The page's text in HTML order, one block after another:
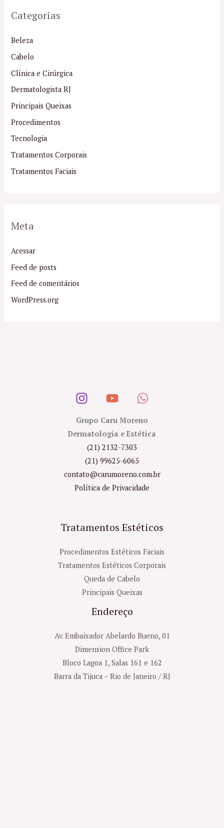
Categorias
Beleza
Cabelo
Clínica e Cirúrgica
Dermatologista RJ
Principais Queixas
Procedimentos
Tecnologia
Tratamentos Corporais
Tratamentos Faciais
Meta
Acessar
Feed de posts
Feed de comentários
WordPress.org
Grupo Caru Moreno
Dermatologia e Estética
(21) 2132-7303
(21) 99625-6065
contato@carumoreno.com.br
Política de Privacidade
Tratamentos Estéticos
Procedimentos Estéticos Faciais
Tratamentos Estéticos Corporais
Queda de Cabelo
Principais Queixas
Endereço
Av. Embaixador Abelardo Bueno, 01
Dimension Office Park
Bloco Lagoa 1, Salas 161 e 162
Barra da Tijuca – Rio de Janeiro / RJ